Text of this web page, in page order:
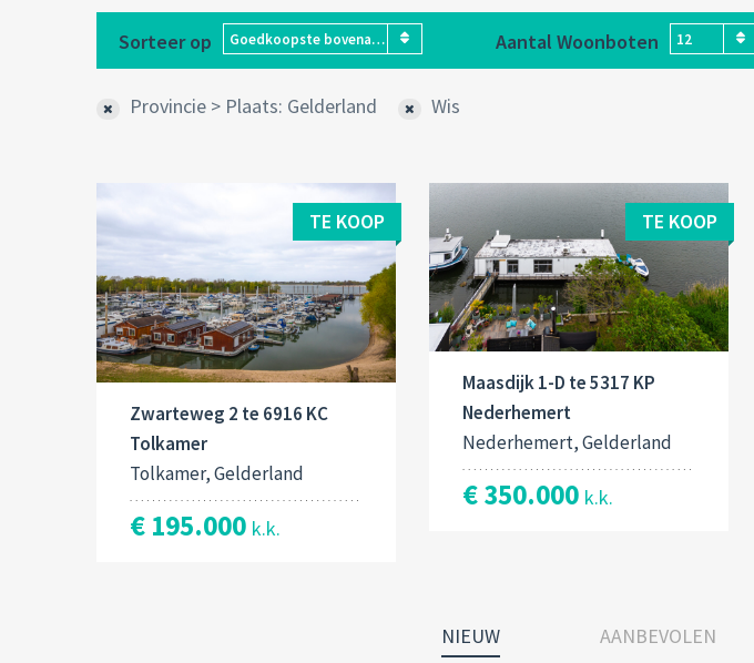
Sorteer op Goedkoopste bovenaan Aantal Woonboten 12
Provincie > Plaats: Gelderland Wis
TE KOOP
Zwarteweg 2 te 6916 KC
Tolkamer
Tolkamer, Gelderland
€ 195.000 k.k.
TE KOOP
Maasdijk 1-D te 5317 KP
Nederhemert
Nederhemert, Gelderland
€ 350.000 k.k.
NIEUW AANBEVOLEN